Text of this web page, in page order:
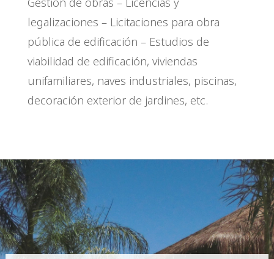
legalizaciones – Licitaciones para obra
pública de edificación – Estudios de
viabilidad de edificación, viviendas
unifamiliares, naves industriales, piscinas,
decoración exterior de jardines, etc.